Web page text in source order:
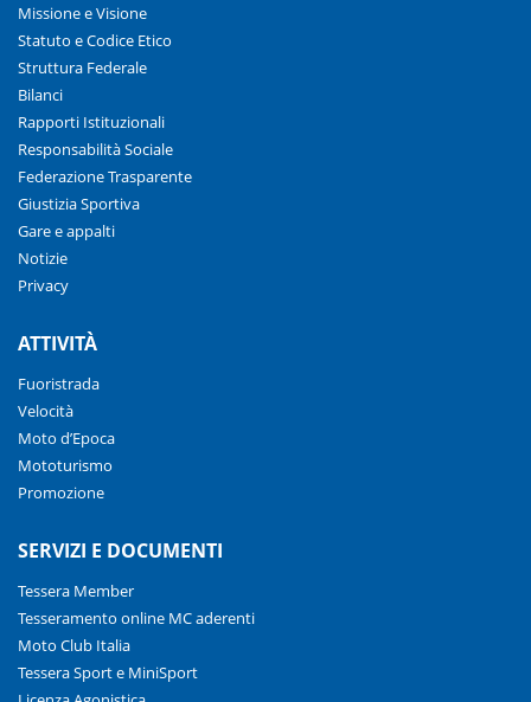
Missione e Visione
Statuto e Codice Etico
Struttura Federale
Bilanci
Rapporti Istituzionali
Responsabilità Sociale
Federazione Trasparente
Giustizia Sportiva
Gare e appalti
Notizie
Privacy
ATTIVITÀ
Fuoristrada
Velocità
Moto d’Epoca
Mototurismo
Promozione
SERVIZI E DOCUMENTI
Tessera Member
Tesseramento online MC aderenti
Moto Club Italia
Tessera Sport e MiniSport